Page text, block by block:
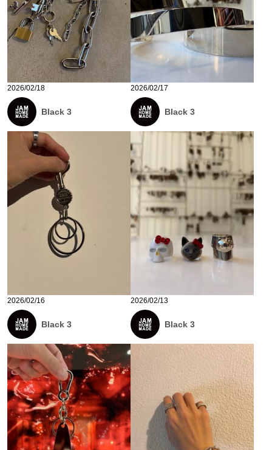
2026/02/18
Black 3
2026/02/17
Black 3
2026/02/16
Black 3
2026/02/13
Black 3